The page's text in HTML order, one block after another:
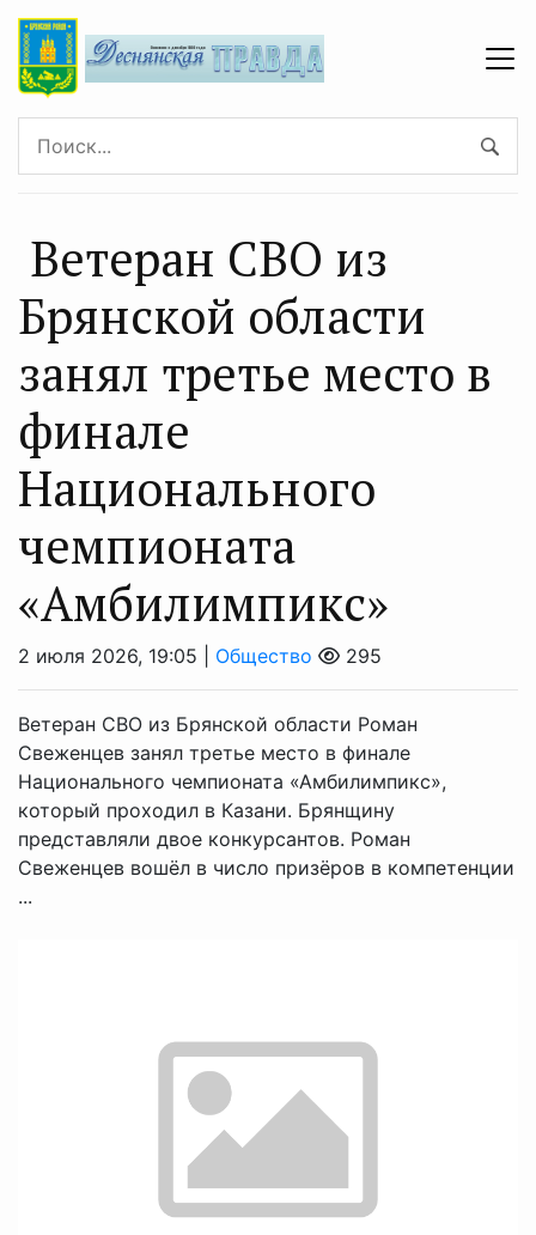
Ветеран СВО из
Брянской области
занял третье место в
финале
Национального
чемпионата
«Амбилимпикс»
2 июля 2026, 19:05 | Общество 295
Ветеран СВО из Брянской области Роман
Свеженцев занял третье место в финале
Национального чемпионата «Амбилимпикс»,
который проходил в Казани. Брянщину
представляли двое конкурсантов. Роман
Свеженцев вошёл в число призёров в компетенции
...